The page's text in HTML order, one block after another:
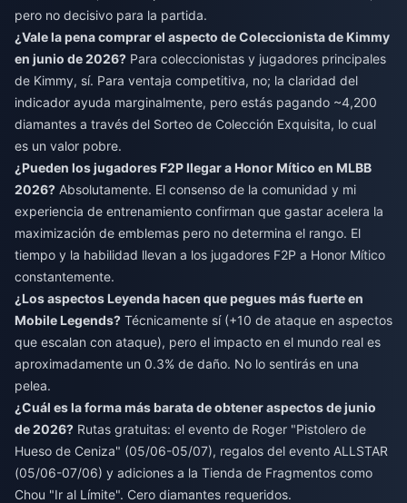
pero no decisivo para la partida.
¿Vale la pena comprar el aspecto de Coleccionista de Kimmy
en junio de 2026? Para coleccionistas y jugadores principales
de Kimmy, sí. Para ventaja competitiva, no; la claridad del
indicador ayuda marginalmente, pero estás pagando ~4,200
diamantes a través del Sorteo de Colección Exquisita, lo cual
es un valor pobre.
¿Pueden los jugadores F2P llegar a Honor Mítico en MLBB
2026? Absolutamente. El consenso de la comunidad y mi
experiencia de entrenamiento confirman que gastar acelera la
maximización de emblemas pero no determina el rango. El
tiempo y la habilidad llevan a los jugadores F2P a Honor Mítico
constantemente.
¿Los aspectos Leyenda hacen que pegues más fuerte en
Mobile Legends? Técnicamente sí (+10 de ataque en aspectos
que escalan con ataque), pero el impacto en el mundo real es
aproximadamente un 0.3% de daño. No lo sentirás en una
pelea.
¿Cuál es la forma más barata de obtener aspectos de junio
de 2026? Rutas gratuitas: el evento de Roger "Pistolero de
Hueso de Ceniza" (05/06-05/07), regalos del evento ALLSTAR
(05/06-07/06) y adiciones a la Tienda de Fragmentos como
Chou "Ir al Límite". Cero diamantes requeridos.